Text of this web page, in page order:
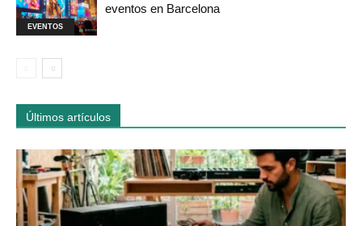
EVENTOS
eventos en Barcelona
Últimos artículos